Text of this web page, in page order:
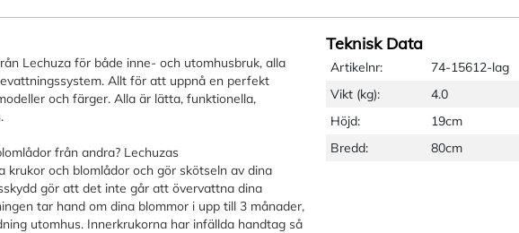
Lechuza för både inne- och utomhusbruk, alla
Allt för att uppnå en perfekt
och färger. Alla är lätta, funktionella,
från andra? Lechuzas
krukor och blomlådor och gör skötseln av dina
gör att det inte går att övervattna dina
tar hand om dina blommor i upp till 3 månader,
utomhus. Innerkrukorna har infällda handtag så
Teknisk Data
Artikelnr:
74-15612-lag
Vikt (kg):
4.0
Höjd:
19cm
Bredd:
80cm